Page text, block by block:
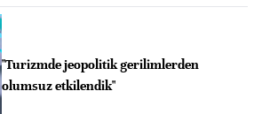
"Turizmde jeopolitik gerilimlerden
olumsuz etkilendik"